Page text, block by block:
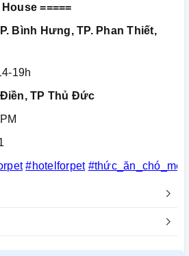
=====
Bình Hưng, TP. Phan Thiết,
19h
TP Thủ Đức
#hotelforpet #thức_ăn_chó_mèo